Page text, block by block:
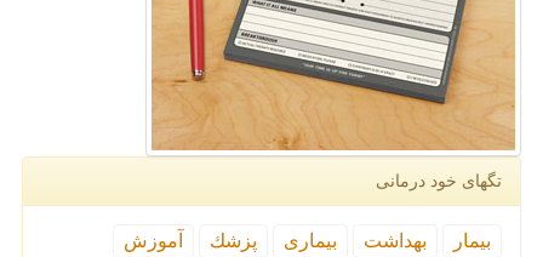
تگهای خود درمانی
بیمار بهداشت بیماری پزشك
آموزش